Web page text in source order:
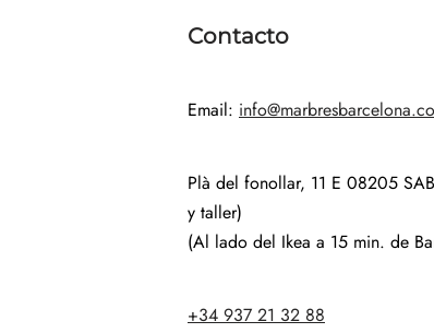
Contacto
Email:
Plà del fonollar, 11 E 08205
y taller)
(Al lado del Ikea a 15 min. de
+34 937 21 32 88